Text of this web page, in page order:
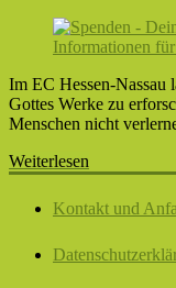
Im EC Hessen-Nassau
Gottes Werke zu
Menschen nicht
Weiterlesen
Kontakt und